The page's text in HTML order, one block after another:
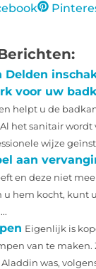
Delden
voor uw
helpt u de
het sanitair wordt
wijze
aan
en deze niet
u hem kocht, kunt
Eigenlijk is
van te maken.
was,